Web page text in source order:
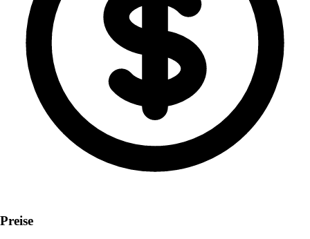
Preise